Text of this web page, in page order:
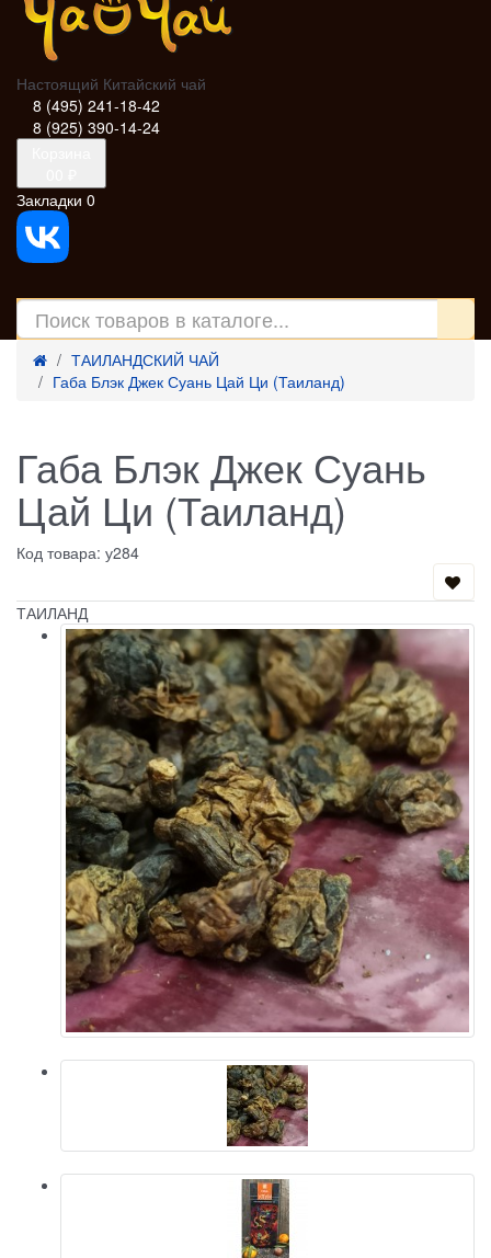
Настоящий Китайский чай
8 (495) 241-18-42
8 (925) 390-14-24
Закладки 0
ТАИЛАНДСКИЙ ЧАЙ
Габа Блэк Джек Суань Цай Ци (Таиланд)
Габа Блэк Джек Суань
Цай Ци (Таиланд)
Код товара: у284
ТАИЛАНД